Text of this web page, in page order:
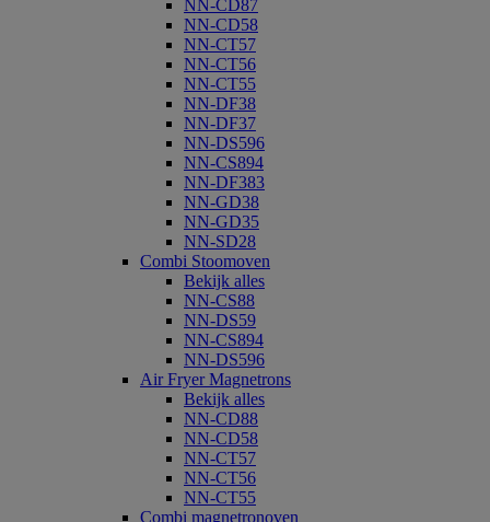
NN-CD87
NN-CD58
NN-CT57
NN-CT56
NN-CT55
NN-DF38
NN-DF37
NN-DS596
NN-CS894
NN-DF383
NN-GD38
NN-GD35
NN-SD28
Combi Stoomoven
Bekijk alles
NN-CS88
NN-DS59
NN-CS894
NN-DS596
Air Fryer Magnetrons
Bekijk alles
NN-CD88
NN-CD58
NN-CT57
NN-CT56
NN-CT55
Combi magnetronoven